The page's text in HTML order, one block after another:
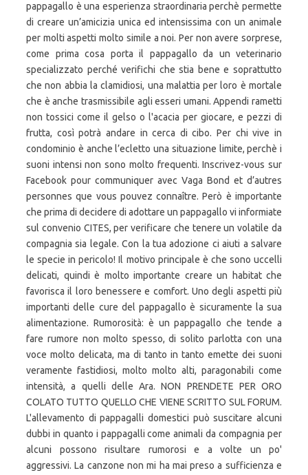
pappagallo è una esperienza straordinaria perchè permette
di creare un’amicizia unica ed intensissima con un animale
per molti aspetti molto simile a noi. Per non avere sorprese,
come prima cosa porta il pappagallo da un veterinario
specializzato perché verifichi che stia bene e soprattutto
che non abbia la clamidiosi, una malattia per loro è mortale
che è anche trasmissibile agli esseri umani. Appendi rametti
non tossici come il gelso o l'acacia per giocare, e pezzi di
frutta, così potrà andare in cerca di cibo. Per chi vive in
condominio è anche l’ecletto una situazione limite, perchè i
suoni intensi non sono molto frequenti. Inscrivez-vous sur
Facebook pour communiquer avec Vaga Bond et d’autres
personnes que vous pouvez connaître. Però è importante
che prima di decidere di adottare un pappagallo vi informiate
sul convenio CITES, per verificare che tenere un volatile da
compagnia sia legale. Con la tua adozione ci aiuti a salvare
le specie in pericolo! Il motivo principale è che sono uccelli
delicati, quindi è molto importante creare un habitat che
favorisca il loro benessere e comfort. Uno degli aspetti più
importanti delle cure del pappagallo è sicuramente la sua
alimentazione. Rumorosità: è un pappagallo che tende a
fare rumore non molto spesso, di solito parlotta con una
voce molto delicata, ma di tanto in tanto emette dei suoni
veramente fastidiosi, molto molto alti, paragonabili come
intensità, a quelli delle Ara. NON PRENDETE PER ORO
COLATO TUTTO QUELLO CHE VIENE SCRITTO SUL FORUM.
L'allevamento di pappagalli domestici può suscitare alcuni
dubbi in quanto i pappagalli come animali da compagnia per
alcuni possono risultare rumorosi e a volte un po'
aggressivi. La canzone non mi ha mai preso a sufficienza e